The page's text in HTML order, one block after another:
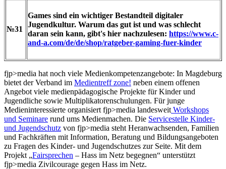
№31
Games sind ein wichtiger Bestandteil digitaler
Jugendkultur. Warum das gut ist und was schlecht
daran sein kann, gibt's hier nachzulesen: https://www.c-
and-a.com/de/de/shop/ratgeber-gaming-fuer-kinder
fjp>media hat noch viele Medienkompetenzangebote: In Magdeburg
bietet der Verband im Medientreff zone! neben einem offenen
Angebot viele medienpädagogische Projekte für Kinder und
Jugendliche sowie Multiplikatorenschulungen. Für junge
Medieninteressierte organisiert fjp>media landesweit Workshops
und Seminare rund ums Medienmachen. Die Servicestelle Kinder-
und Jugendschutz von fjp>media steht Heranwachsenden, Familien
und Fachkräften mit Information, Beratung und Bildungsangeboten
zu Fragen des Kinder- und Jugendschutzes zur Seite. Mit dem
Projekt „Fairsprechen – Hass im Netz begegnen“ unterstützt
fjp>media Zivilcourage gegen Hass im Netz.